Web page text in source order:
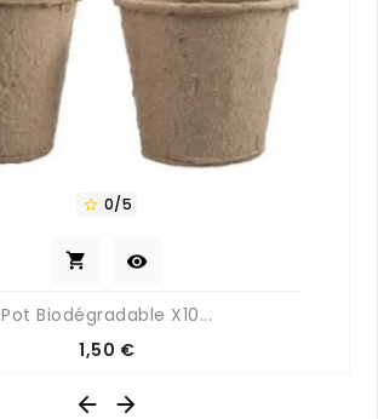
 0/5
 
Pot Biodégradable X10...
Prix
1,50 €
 